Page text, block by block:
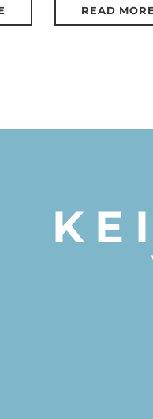
READ MORE